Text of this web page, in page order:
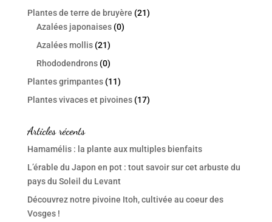
Plantes de terre de bruyère (21)
Azalées japonaises (0)
Azalées mollis (21)
Rhododendrons (0)
Plantes grimpantes (11)
Plantes vivaces et pivoines (17)
Articles récents
Hamamélis : la plante aux multiples bienfaits
L’érable du Japon en pot : tout savoir sur cet arbuste du
pays du Soleil du Levant
Découvrez notre pivoine Itoh, cultivée au coeur des
Vosges !